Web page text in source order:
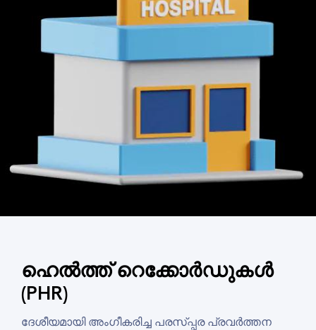
ഹെൽത്ത് റെക്കോർഡുകൾ
(PHR)
ദേശീയമായി അംഗീകരിച്ച പരസ്പ്പര പ്രവർത്തന